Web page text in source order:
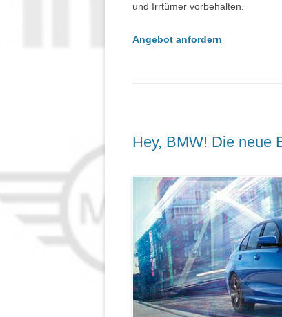
und Irrtümer vorbehalten.
Angebot anfordern
Hey, BMW! Die neue